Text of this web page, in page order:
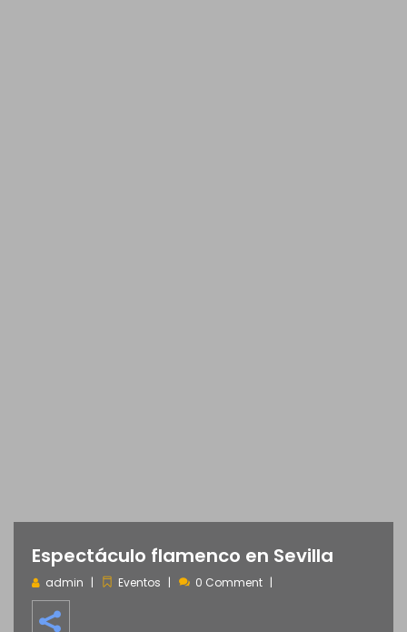
Espectáculo flamenco en Sevilla
admin Eventos 0 Comment